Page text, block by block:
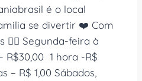
é o local
se divertir ❤️ Com
Segunda-feira à
R$30,00 1 hora -R$
– R$ 1,00 Sábados,